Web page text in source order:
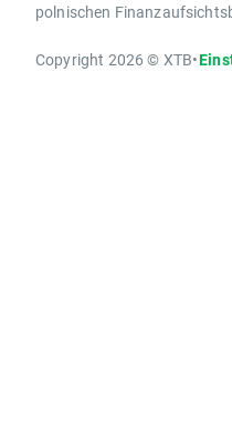
polnischen
Copyright 2026 © XTB•